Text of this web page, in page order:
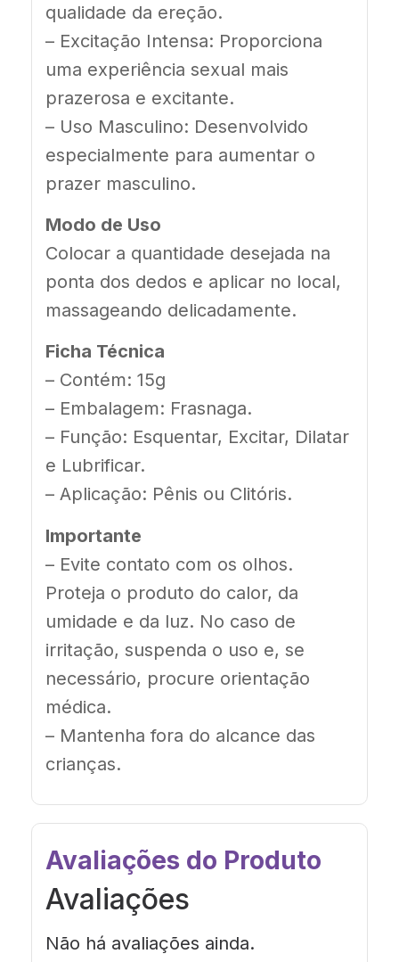
qualidade da ereção.
– Excitação Intensa: Proporciona
uma experiência sexual mais
prazerosa e excitante.
– Uso Masculino: Desenvolvido
especialmente para aumentar o
prazer masculino.
Modo de Uso
Colocar a quantidade desejada na
ponta dos dedos e aplicar no local,
massageando delicadamente.
Ficha Técnica
– Contém: 15g
– Embalagem: Frasnaga.
– Função: Esquentar, Excitar, Dilatar
e Lubrificar.
– Aplicação: Pênis ou Clitóris.
Importante
– Evite contato com os olhos.
Proteja o produto do calor, da
umidade e da luz. No caso de
irritação, suspenda o uso e, se
necessário, procure orientação
médica.
– Mantenha fora do alcance das
crianças.
Avaliações do Produto
Avaliações
Não há avaliações ainda.